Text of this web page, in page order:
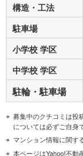
構造・工法
駐車場
小学校 学区
中学校 学区
駐輪・駐車場
募集中のクチコミは投
については必ずご自身
マンション情報に関す
本ページはYahoo!不動